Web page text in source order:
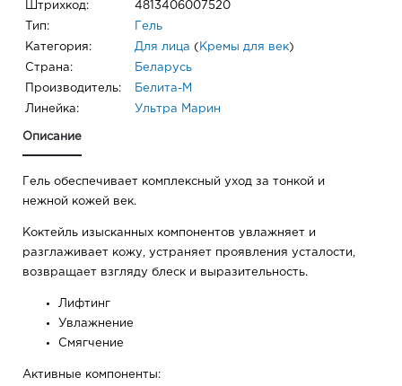
Штрихкод: 4813406007520
Тип: Гель
Категория: Для лица ( Кремы для век)
Страна: Беларусь
Производитель: Белита-М
Линейка: Ультра Марин
Описание
Гель обеспечивает комплексный уход за тонкой и
нежной кожей век.
Коктейль изысканных компонентов увлажняет и
разглаживает кожу, устраняет проявления усталости,
возвращает взгляду блеск и выразительность.
Лифтинг
Увлажнение
Смягчение
Активные компоненты: